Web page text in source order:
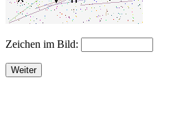
Zeichen im Bild:
Weiter